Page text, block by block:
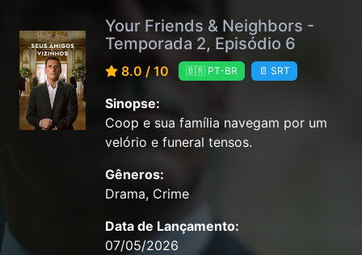
Your Friends & Neighbors -
Temporada 2, Episódio 6
8.0 / 10 🇧🇷 PT-BR 📄 SRT
Sinopse:
Coop e sua família navegam por um
velório e funeral tensos.
Gêneros:
Drama, Crime
Data de Lançamento:
07/05/2026